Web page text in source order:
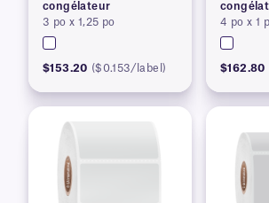
congélateur
3 po x 1,25 po
$153.20 ($0.153/label)
4 po x 1
$162.80